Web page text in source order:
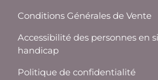
Conditions Générales de Vente
Accessibilité des personnes en
handicap
Politique de confidentialité